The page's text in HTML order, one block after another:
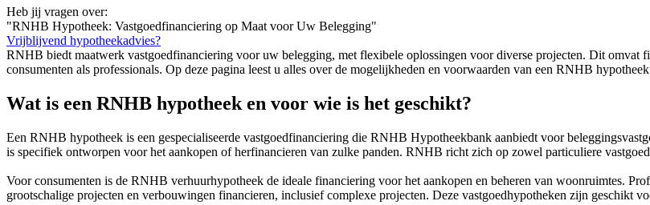
Heb jij vragen over:
"RNHB Hypotheek: Vastgoedfinanciering op Maat voor Uw Belegging"
Vrijblijvend hypotheekadvies?
RNHB biedt maatwerk vastgoedfinanciering voor uw belegging, met flexibele oplossingen voor diverse projecten. Dit omvat
consumenten als professionals. Op deze pagina leest u alles over de mogelijkheden en voorwaarden van een RNHB
Wat is een RNHB hypotheek en voor wie is het geschikt?
Een RNHB hypotheek is een gespecialiseerde vastgoedfinanciering die RNHB Hypotheekbank aanbiedt voor
is specifiek ontworpen voor het aankopen of herfinancieren van zulke panden. RNHB richt zich op zowel particuliere
Voor consumenten is de RNHB verhuurhypotheek de ideale financiering voor het aankopen en beheren van woonruimtes.
grootschalige projecten en verbouwingen financieren, inclusief complexe projecten. Deze vastgoedhypotheken zijn geschikt